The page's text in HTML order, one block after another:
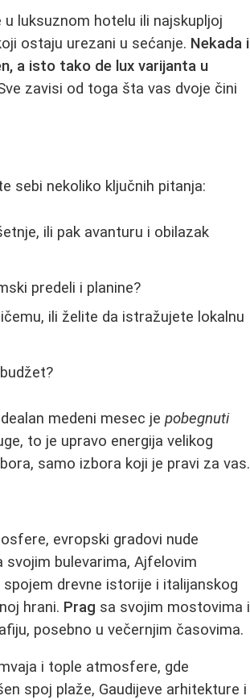
luksuznom hotelu ili najskupljoj
ostaju urezani u sećanje. Nekada i
a isto tako de lux varijanta u
zavisi od toga šta vas dvoje čini
sebi nekoliko ključnih pitanja:
ili pak avanturu i obilazak
predeli i planine?
ili želite da istražujete lokalnu
medeni mesec jepobegnuti
to je upravo energija velikog
samo izbora koji je pravi za vas.
evropski gradovi nude
svojim bulevarima, Ajfelovim
spojem drevne istorije i italijanskog
hrani. Prag sa svojim mostovima i
posebno u večernjim časovima.
i tople atmosfere, gde
spoj plaže, Gaudijeve arhitekture i